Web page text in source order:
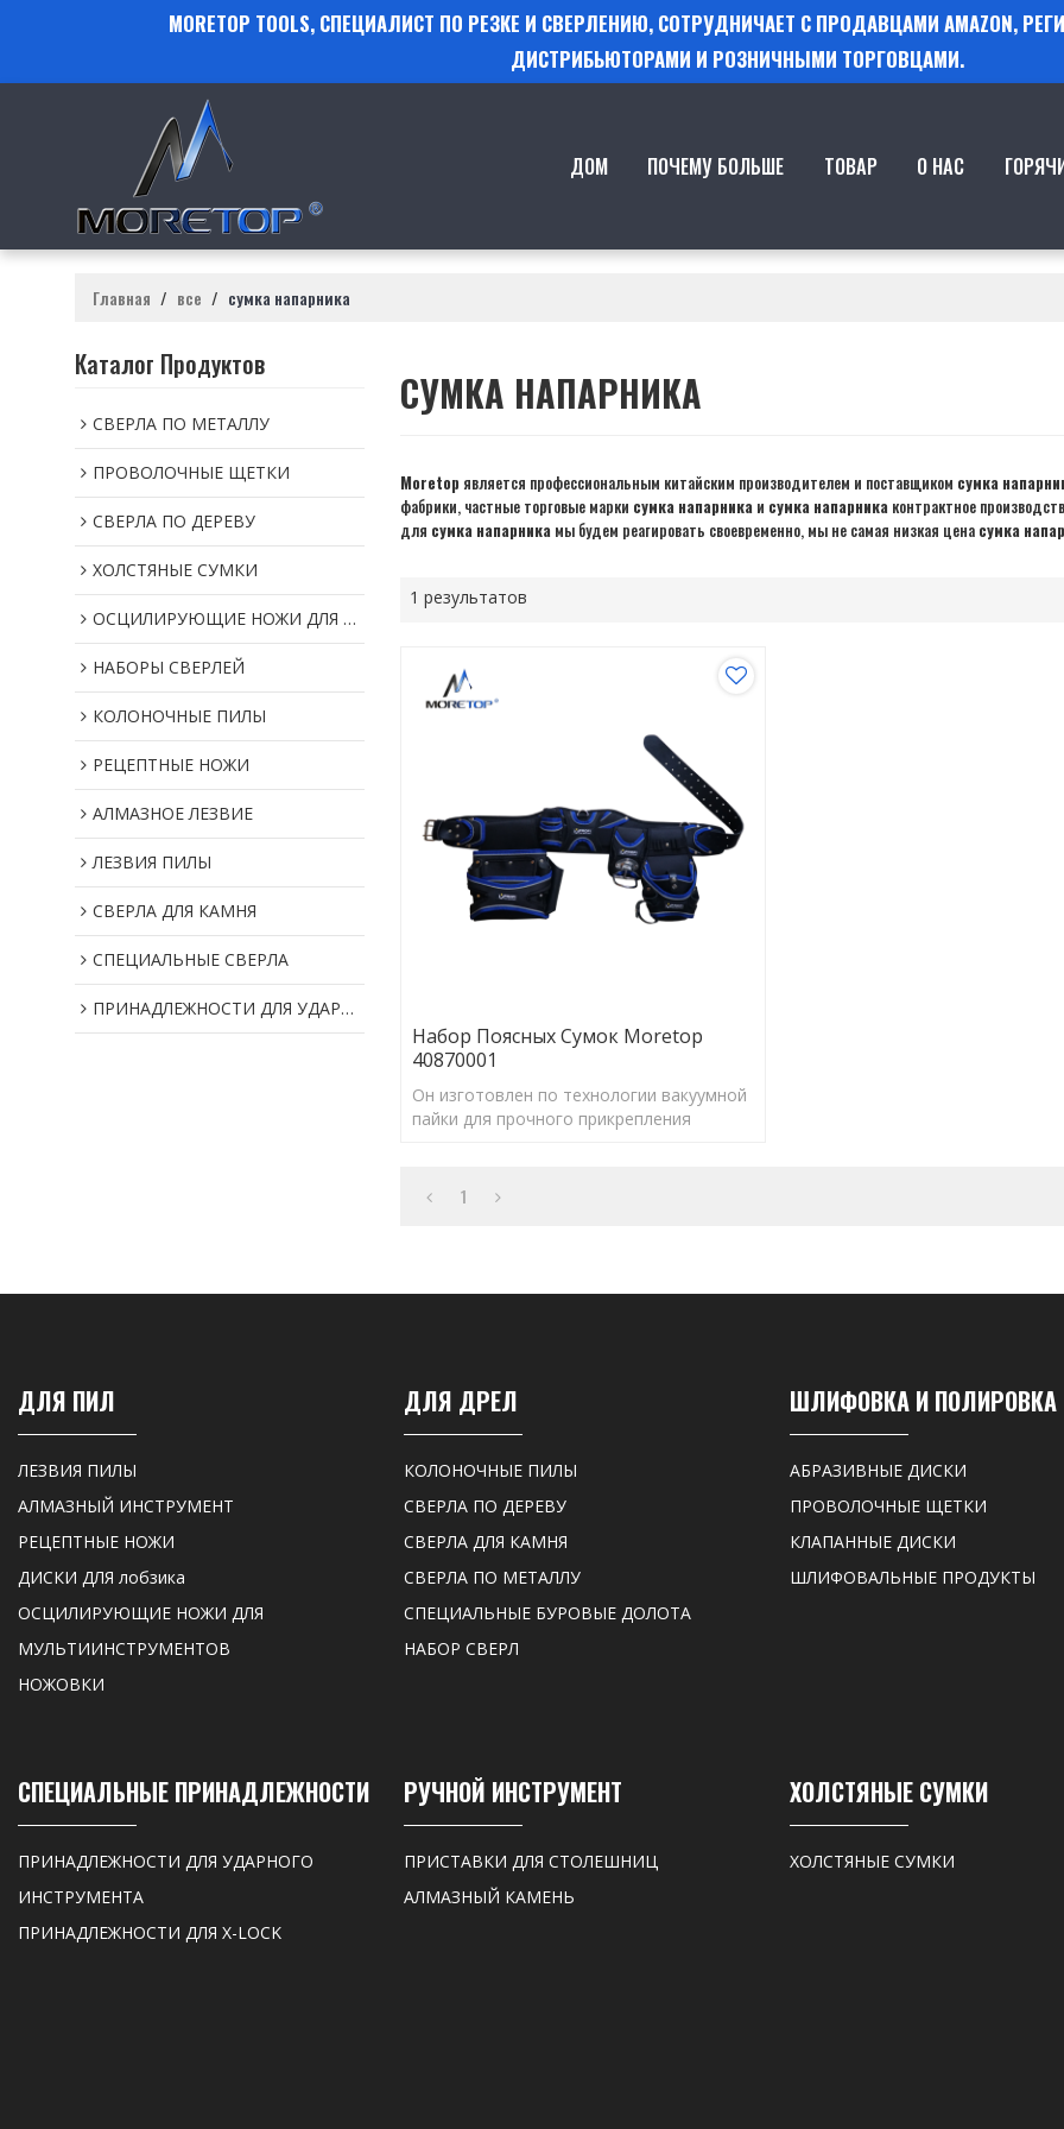
MORETOP TOOLS, СПЕЦИАЛИСТ ПО РЕЗКЕ И СВЕРЛЕНИЮ, СОТРУДНИЧАЕТ С ПРОДАВЦАМИ AMAZON,
ДИСТРИБЬЮТОРАМИ И РОЗНИЧНЫМИ ТОРГОВЦАМИ.
ДОМ ПОЧЕМУ БОЛЬШЕ ТОВАР О НАС
Главная / все / сумка напарника
Каталог Продуктов
СВЕРЛА ПО МЕТАЛЛУ
ПРОВОЛОЧНЫЕ ЩЕТКИ
СВЕРЛА ПО ДЕРЕВУ
ХОЛСТЯНЫЕ СУМКИ
ОСЦИЛИРУЮЩИЕ НОЖИ ДЛЯ МУЛЬТИИНСТРУМЕНТОВ
НАБОРЫ СВЕРЛЕЙ
КОЛОНОЧНЫЕ ПИЛЫ
РЕЦЕПТНЫЕ НОЖИ
АЛМАЗНОЕ ЛЕЗВИЕ
ЛЕЗВИЯ ПИЛЫ
СВЕРЛА ДЛЯ КАМНЯ
СПЕЦИАЛЬНЫЕ СВЕРЛА
ПРИНАДЛЕЖНОСТИ ДЛЯ УДАРНОГО ИНСТРУМЕНТА
СУМКА НАПАРНИКА
Moretop является профессиональным китайским производителем и поставщиком сумка
фабрики, частные торговые марки сумка напарникаи сумка напарникаконтрактное
для сумка напарникамы будем реагировать своевременно, мы не самая низкая цена сумка
1 результатов
Набор Поясных Сумок Moretop
40870001
Он изготовлен по технологии вакуумной
пайки для прочного прикрепления
1
ДЛЯ ПИЛ
ЛЕЗВИЯ ПИЛЫ
АЛМАЗНЫЙ ИНСТРУМЕНТ
РЕЦЕПТНЫЕ НОЖИ
ДИСКИ ДЛЯ лобзика
ОСЦИЛИРУЮЩИЕ НОЖИ ДЛЯ
МУЛЬТИИНСТРУМЕНТОВ
НОЖОВКИ
ДЛЯ ДРЕЛ
КОЛОНОЧНЫЕ ПИЛЫ
СВЕРЛА ПО ДЕРЕВУ
СВЕРЛА ДЛЯ КАМНЯ
СВЕРЛА ПО МЕТАЛЛУ
СПЕЦИАЛЬНЫЕ БУРОВЫЕ ДОЛОТА
НАБОР СВЕРЛ
ШЛИФОВКА И ПОЛИРОВКА
АБРАЗИВНЫЕ ДИСКИ
ПРОВОЛОЧНЫЕ ЩЕТКИ
КЛАПАННЫЕ ДИСКИ
ШЛИФОВАЛЬНЫЕ ПРОДУКТЫ
СПЕЦИАЛЬНЫЕ ПРИНАДЛЕЖНОСТИ
ПРИНАДЛЕЖНОСТИ ДЛЯ УДАРНОГО
ИНСТРУМЕНТА
ПРИНАДЛЕЖНОСТИ ДЛЯ X-LOCK
РУЧНОЙ ИНСТРУМЕНТ
ПРИСТАВКИ ДЛЯ СТОЛЕШНИЦ
АЛМАЗНЫЙ КАМЕНЬ
ХОЛСТЯНЫЕ СУМКИ
ХОЛСТЯНЫЕ СУМКИ